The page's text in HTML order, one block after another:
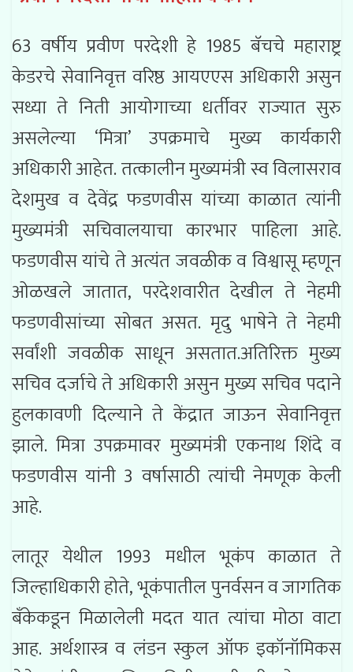
63 वर्षीय प्रवीण परदेशी हे 1985 बॅचचे महाराष्ट्र
केडरचे सेवानिवृत्त वरिष्ठ आयएएस अधिकारी असुन
सध्या ते निती आयोगाच्या धर्तीवर राज्यात सुरु
असलेल्या ‘मित्रा’ उपक्रमाचे मुख्य कार्यकारी
अधिकारी आहेत. तत्कालीन मुख्यमंत्री स्व विलासराव
देशमुख व देवेंद्र फडणवीस यांच्या काळात त्यांनी
मुख्यमंत्री सचिवालयाचा कारभार पाहिला आहे.
फडणवीस यांचे ते अत्यंत जवळीक व विश्वासू म्हणून
ओळखले जातात, परदेशवारीत देखील ते नेहमी
फडणवीसांच्या सोबत असत. मृदु भाषेने ते नेहमी
सर्वांशी जवळीक साधून असतात.अतिरिक्त मुख्य
सचिव दर्जाचे ते अधिकारी असुन मुख्य सचिव पदाने
हुलकावणी दिल्याने ते केंद्रात जाऊन सेवानिवृत्त
झाले. मित्रा उपक्रमावर मुख्यमंत्री एकनाथ शिंदे व
फडणवीस यांनी 3 वर्षासाठी त्यांची नेमणूक केली
आहे.
लातूर येथील 1993 मधील भूकंप काळात ते
जिल्हाधिकारी होते, भूकंपातील पुनर्वसन व जागतिक
बँकेकडून मिळालेली मदत यात त्यांचा मोठा वाटा
आह. अर्थशास्त्र व लंडन स्कुल ऑफ इकॉनॉमिकस